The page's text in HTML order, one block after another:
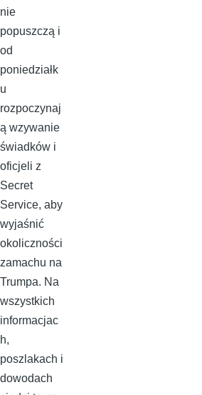
nie
popuszczą i
od
poniedziałk
u
rozpoczynaj
ą wzywanie
świadków i
oficjeli z
Secret
Service, aby
wyjaśnić
okoliczności
zamachu na
Trumpa. Na
wszystkich
informacjac
h,
poszlakach i
dowodach